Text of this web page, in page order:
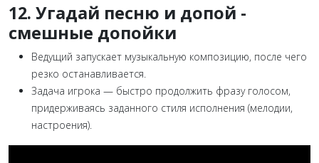
12. Угадай песню и допой -
смешные допойки
Ведущий запускает музыкальную композицию, после чего
резко останавливается.
Задача игрока — быстро продолжить фразу голосом,
придерживаясь заданного стиля исполнения (мелодии,
настроения).